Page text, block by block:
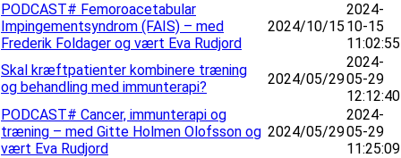
PODCAST# Femoroacetabular
Impingementsyndrom (FAIS) – med
Frederik Foldager og vært Eva Rudjord
2024/10/15
2024-
10-15
11:02:55
Skal kræftpatienter kombinere træning
og behandling med immunterapi?
2024/05/29
2024-
05-29
12:12:40
PODCAST# Cancer, immunterapi og
træning – med Gitte Holmen Olofsson og
vært Eva Rudjord
2024/05/29
2024-
05-29
11:25:09